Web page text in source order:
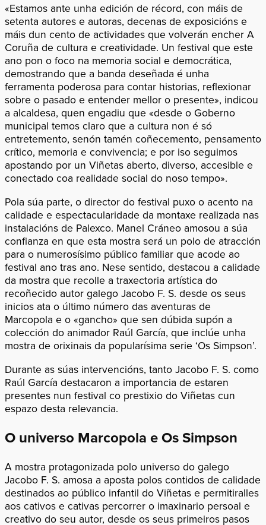
«Estamos ante unha edición de récord, con máis de
setenta autores e autoras, decenas de exposicións e
máis dun cento de actividades que volverán encher A
Coruña de cultura e creatividade. Un festival que este
ano pon o foco na memoria social e democrática,
demostrando que a banda deseñada é unha
ferramenta poderosa para contar historias, reflexionar
sobre o pasado e entender mellor o presente», indicou
a alcaldesa, quen engadiu que «desde o Goberno
municipal temos claro que a cultura non é só
entretemento, senón tamén coñecemento, pensamento
crítico, memoria e convivencia; e por iso seguimos
apostando por un Viñetas aberto, diverso, accesible e
conectado coa realidade social do noso tempo».
Pola súa parte, o director do festival puxo o acento na
calidade e espectacularidade da montaxe realizada nas
instalacións de Palexco. Manel Cráneo amosou a súa
confianza en que esta mostra será un polo de atracción
para o numerosísimo público familiar que acode ao
festival ano tras ano. Nese sentido, destacou a calidade
da mostra que recolle a traxectoria artística do
recoñecido autor galego Jacobo F. S. desde os seus
inicios ata o último número das aventuras de
Marcopola e o «gancho» que sen dúbida supón a
colección do animador Raúl García, que inclúe unha
mostra de orixinais da popularísima serie ‘Os Simpson’.
Durante as súas intervencións, tanto Jacobo F. S. como
Raúl García destacaron a importancia de estaren
presentes nun festival co prestixio do Viñetas cun
espazo desta relevancia.
O universo Marcopola e Os Simpson
A mostra protagonizada polo universo do galego
Jacobo F. S. amosa a aposta polos contidos de calidade
destinados ao público infantil do Viñetas e permitiralles
aos cativos e cativas percorrer o imaxinario persoal e
creativo do seu autor, desde os seus primeiros pasos